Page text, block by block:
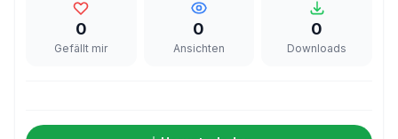
0
Gefällt mir
0
Ansichten
0
Downloads